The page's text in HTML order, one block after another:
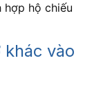
hộ chiếu
vào